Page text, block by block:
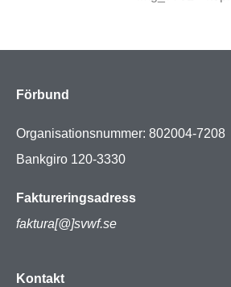
Förbund
Organisationsnummer: 802004-7208
Bankgiro 120-3330
Faktureringsadress
faktura[@]svwf.se
Kontakt